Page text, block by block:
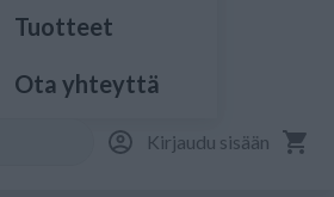
Tuotteet
Ota yhteyttä
Kirjaudu sisään